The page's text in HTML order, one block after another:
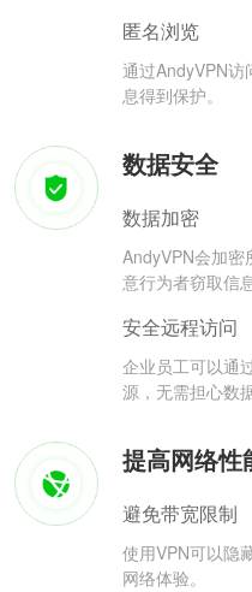
匿名浏览
通过AndyVPN
息得到保护。
数据安全
数据加密
AndyVPN会加密
意行为者窃取信息
安全远程访问
企业员工可以通
源，无需担心数
提高网络性
避免带宽限制
使用VPN可以隐
网络体验。